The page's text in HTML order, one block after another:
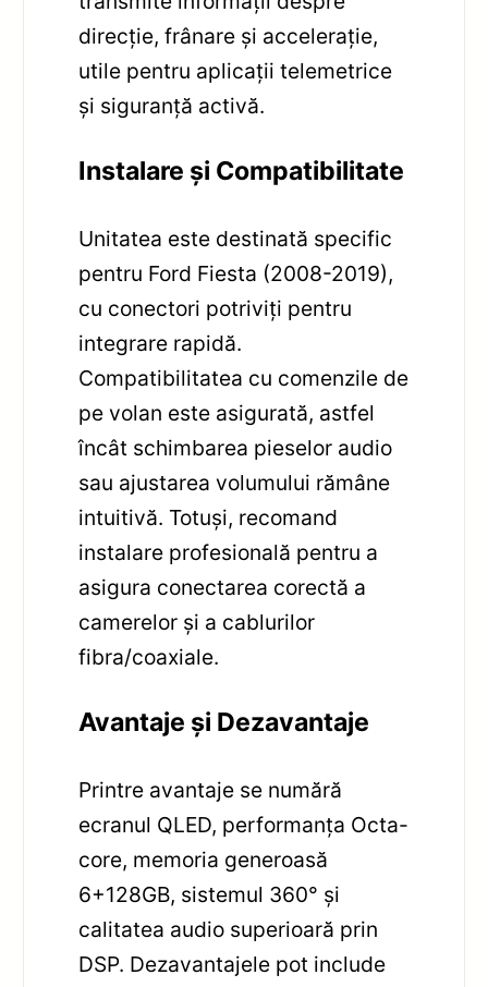
direcție, frânare și accelerație,
utile pentru aplicații telemetrice
și siguranță activă.
Instalare și Compatibilitate
Unitatea este destinată specific
pentru Ford Fiesta (2008-2019),
cu conectori potriviți pentru
integrare rapidă.
Compatibilitatea cu comenzile de
pe volan este asigurată, astfel
încât schimbarea pieselor audio
sau ajustarea volumului rămâne
intuitivă. Totuși, recomand
instalare profesională pentru a
asigura conectarea corectă a
camerelor și a cablurilor
fibra/coaxiale.
Avantaje și Dezavantaje
Printre avantaje se numără
ecranul QLED, performanța Octa-
core, memoria generoasă
6+128GB, sistemul 360° și
calitatea audio superioară prin
DSP. Dezavantajele pot include